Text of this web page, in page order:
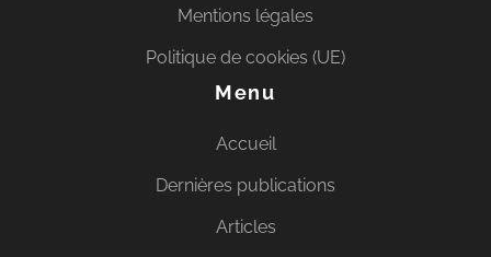
Mentions légales
Politique de cookies (UE)
Menu
Accueil
Dernières publications
Articles